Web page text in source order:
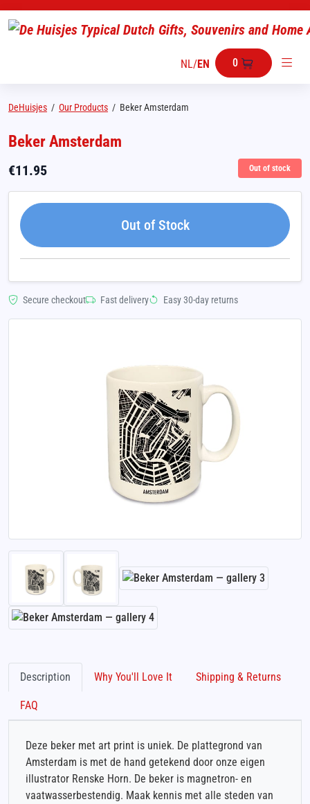
NL/EN 0
DeHuisjes / Our Products / Beker Amsterdam
Beker Amsterdam
€11.95 Out of stock
Out of Stock
Secure checkout Fast delivery Easy 30-day returns
Description Why You'll Love It Shipping & Returns
FAQ
Deze beker met art print is uniek. De plattegrond van
Amsterdam is met de hand getekend door onze eigen
illustrator Renske Horn. De beker is magnetron- en
vaatwasserbestendig. Maak kennis met alle steden van